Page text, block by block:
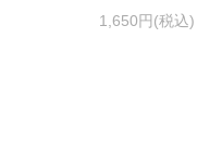
1,650円(税込)